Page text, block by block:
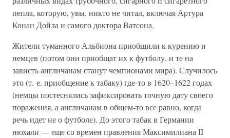
пепла, которую, увы, никто не читал, включая Артура
Конан Дойла и самого доктора Ватсона.
Жители туманного Альбиона приобщили к курению и
немцев (потом они приобщат их к футболу, и те на
зависть англичанам станут чемпионами мира). Случилось
это (т. е. приобщение к табаку) где-то в 1620–1622 годах
(немцы постеснялись зафиксировать точную дату своего
поражения, а англичанам в общем-то все равно, когда
речь идет не о футболе). До этого табак в Германии
нюхали — еще со времен правления Максимилиана II